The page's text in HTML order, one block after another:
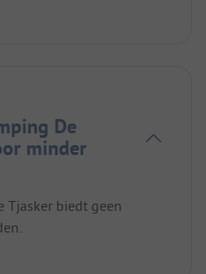
De
minder
Tjasker biedt geen